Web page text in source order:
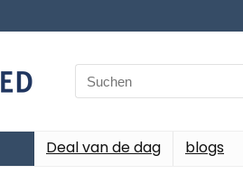
Search
for:
Deal van de dag blogs